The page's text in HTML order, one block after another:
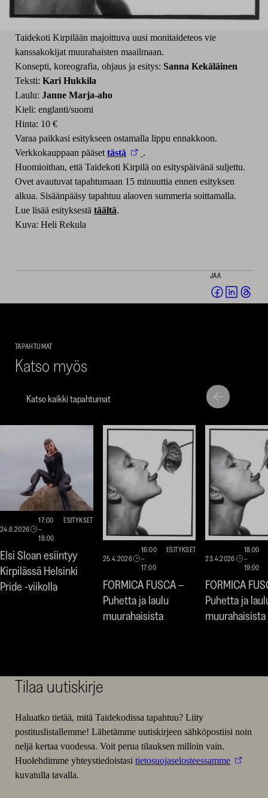
Taidekoti Kirpilään majoittuva uusi monitaideteos vie
kanssakokijat muurahaisten maailmaan.
Konsepti, koreografia, ohjaus ja esitys: Sanna Kekäläinen
Teksti: Kari Hukkila
Laulu: Janne Marja-aho
Kieli: englanti/suomi
Hinta: 10 €
Varaa paikkasi esitykseen ostamalla lippu ennakkoon.
Verkkokauppaan pääset tästä
.
Huomioithan, että Taidekoti Kirpilä on esityspäivänä suljettu.
Ovet avautuvat tapahtumaan 15 minuuttia ennen esityksen
alkua. Sisäänpääsy tapahtuu alaoven summeria soittamalla.
Lue lisää esityksestä täältä.
Kuva: Heli Rekula
JAA
Jaa Jaa
TAPAHTUMAT
Katso myös
Katso kaikki tapahtumat
Siirry
seuraavaan
24.6.2026
17:00
–
18:00
ESITYKSET
Elsi Sloan esiintyy
Kirpilässä Helsinki
Pride -viikolla
25.4.2026
16:00
–
17:00
ESITYKSET
FORMICA FUSCA –
Puhetta ja laulu
muurahaisista
23.4.2026
18:00
–
19:00
FORMICA
Puhetta ja
muurahaisista
Tilaa uutiskirje
Haluatko tietää, mitä Taidekodissa tapahtuu? Liity
postituslistallemme! Lähetämme uutiskirjeen sähköpostiisi noin
neljä kertaa vuodessa. Voit perua tilauksen milloin vain.
Huolehdimme yhteystiedoistasi tietosuojaselosteessamme
kuvatulla tavalla.